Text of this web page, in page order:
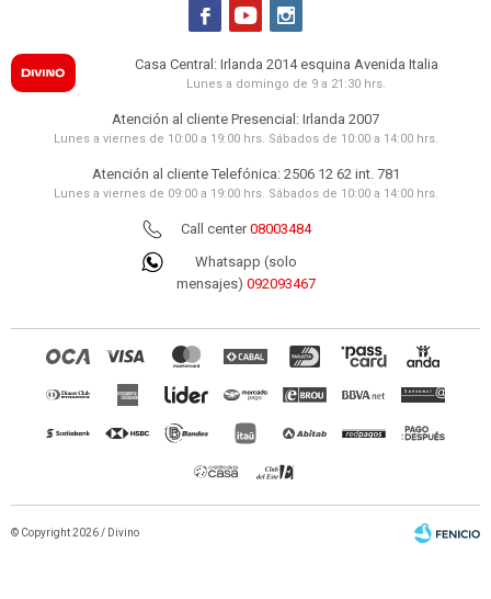
  
Casa Central: Irlanda 2014 esquina Avenida Italia
Lunes a domingo de 9 a 21:30 hrs.
Atención al cliente Presencial: Irlanda 2007
Lunes a viernes de 10:00 a 19:00 hrs. Sábados de 10:00 a 14:00 hrs.
Atención al cliente Telefónica: 2506 12 62 int. 781
Lunes a viernes de 09:00 a 19:00 hrs. Sábados de 10:00 a 14:00 hrs.
Call center08003484
Whatsapp (solo
mensajes) 092093467
© Copyright 2026 / Divino